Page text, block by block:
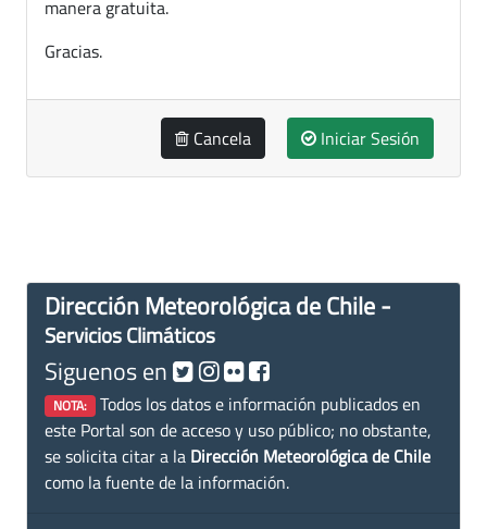
manera gratuita.
Gracias.
Cancela Iniciar Sesión
Dirección Meteorológica de Chile -
Servicios Climáticos
Siguenos en
NOTA: Todos los datos e información publicados en
este Portal son de acceso y uso público; no obstante,
se solicita citar a la Dirección Meteorológica de Chile
como la fuente de la información.